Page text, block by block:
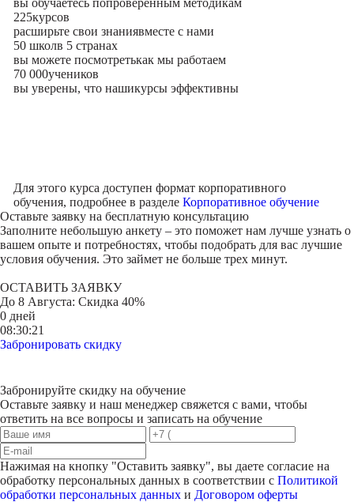
вы обучаетесь попроверенным методикам
225курсов
расширьте свои знаниявместе с нами
50 школв 5 странах
вы можете посмотретькак мы работаем
70 000учеников
вы уверены, что нашикурсы эффективны
Для этого курса доступен формат корпоративного
обучения, подробнее в разделе Корпоративное обучение
Оставьте заявку на бесплатную консультацию
Заполните небольшую анкету – это поможет нам лучше узнать о
вашем опыте и потребностях, чтобы подобрать для вас лучшие
условия обучения. Это займет не больше трех минут.
ОСТАВИТЬ ЗАЯВКУ
До 8 Августа: Скидка 40%
0 дней
08:30:21
Забронировать скидку
Забронируйте скидку на обучение
Оставьте заявку и наш менеджер свяжется с вами, чтобы
ответить на все вопросы и записать на обучение
Нажимая на кнопку "Оставить заявку", вы даете согласие на
обработку персональных данных в соответствии с Политикой
обработки персональных данных и Договором оферты